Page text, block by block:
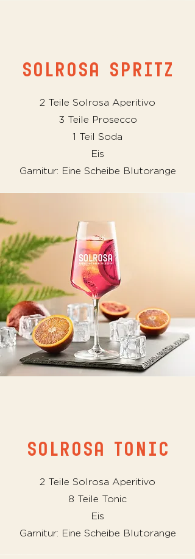
SOLROSA SPRITZ
2 Teile Solrosa Aperitivo
3 Teile Prosecco
1 Teil Soda
Eis
Garnitur: Eine Scheibe Blutorange
SOLROSA Tonic
2 Teile Solrosa Aperitivo
8 Teile Tonic
Eis
Garnitur: Eine Scheibe Blutorange